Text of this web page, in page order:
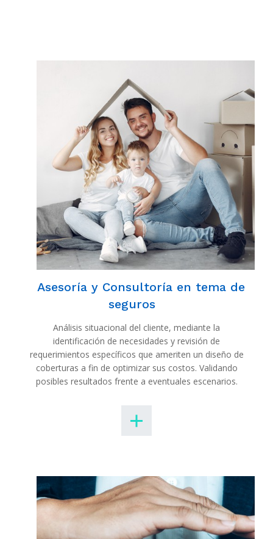
Asesoría y Consultoría en tema de
seguros
Análisis situacional del cliente, mediante la
identificación de necesidades y revisión de
requerimientos específicos que ameriten un diseño de
coberturas a fin de optimizar sus costos. Validando
posibles resultados frente a eventuales escenarios.